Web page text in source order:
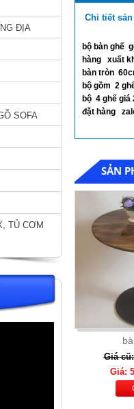
ĐỊA
SOFA
TỦ CƠM
viền
ghế
Chi tiết
bộ bàn ghế
hàng xuất
bàn tròn
bộ gồm 2
bộ 4 ghế giá
đặt hàng
SẢN
Giá
Giá: